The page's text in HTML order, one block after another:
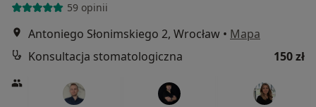
59 opinii
Antoniego Słonimskiego 2, Wrocław • Mapa
Konsultacja stomatologiczna
150 zł